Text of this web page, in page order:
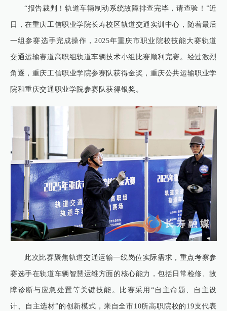
“报告裁判！轨道车辆制动系统故障排查完毕，请查验！”近
日，在重庆工信职业学院长寿校区轨道交通实训中心，随着最后
一组参赛选手完成操作，2025年重庆市职业院校技能大赛轨道
交通运输赛道高职组轨道车辆技术小组比赛顺利完赛。经过激烈
角逐，重庆工信职业学院参赛队获得金奖，重庆公共运输职业学
院和重庆交通职业学院参赛队获得银奖。
此次比赛聚焦轨道交通运输一线岗位实际需求，重点考察参
赛选手在轨道车辆智慧运维方面的核心能力，包括日常检修、故
障诊断与应急处置等关键技能。比赛采用“自主命题、自主设
计、自主选材”的创新模式，来自全市10所高职院校的19支代表